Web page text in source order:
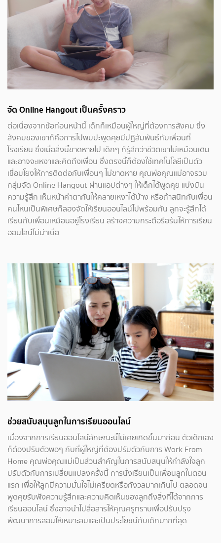
จัด Online Hangout เป็นครั้งคราว
ต่อเนื่องจากข้อก่อนหน้านี้ เด็กก็เหมือนผู้ใหญ่ที่ต้องการสังคม ซึ่ง
สังคมของเขาก็คือการไปพบปะพูดคุยมีปฏิสัมพันธ์กับเพื่อนที่
โรงเรียน ซึ่งเมื่อสิ่งนี้ขาดหายไป เด็กๆ ก็รู้สึกว่าชีวิตเขาไม่เหมือนเดิม
และอาจจะเหงาและคิดถึงเพื่อน ซึ่งตรงนี้ก็ต้องใช้เทคโนโลยีเป็นตัว
เชื่อมโยงให้การติดต่อกับเพื่อนๆ ไม่ขาดหาย คุณพ่อคุณแม่อาจรวม
กลุ่มจัด Online Hangout ผ่านแอปต่างๆ ให้เด็กได้พูดคุย แบ่งปัน
ความรู้สึก เห็นหน้าค่าตากันให้คลายเหงาได้บ้าง หรือถ้าสนิทกับเพื่อน
คนไหนเป็นพิเศษก็ลองจัดให้เรียนออนไลน์ไปพร้อมกัน ลูกจะรู้สึกได้
เรียนกับเพื่อนเหมือนอยู่โรงเรียน สร้างความกระตือรือร้นให้การเรียน
ออนไลน์ไม่น่าเบื่อ
ช่วยสนับสนุนลูกในการเรียนออนไลน์
เนื่องจากการเรียนออนไลน์ลักษณะนี้ไม่เคยเกิดขึ้นมาก่อน ตัวเด็กเอง
ก็ต้องปรับตัวพอๆ กับที่ผู้ใหญ่ที่ต้องปรับตัวกับการ Work From
Home คุณพ่อคุณแม่เป็นส่วนสำคัญในการสนับสนุนให้กำลังใจลูก
ปรับตัวกับการเปลี่ยนแปลงครั้งนี้ การนั่งเรียนเป็นเพื่อนลูกในตอน
แรก เพื่อให้ลูกมีความมั่นใจไม่เครียดหรือกังวลมากเกินไป ตลอดจน
พูดคุยรับฟังความรู้สึกและความคิดเห็นของลูกถึงสิ่งที่ได้จากการ
เรียนออนไลน์ ซึ่งอาจนำไปสื่อสารให้คุณครูทราบเพื่อปรับปรุง
พัฒนาการสอนให้เหมาะสมและเป็นประโยชน์กับเด็กมากที่สุด